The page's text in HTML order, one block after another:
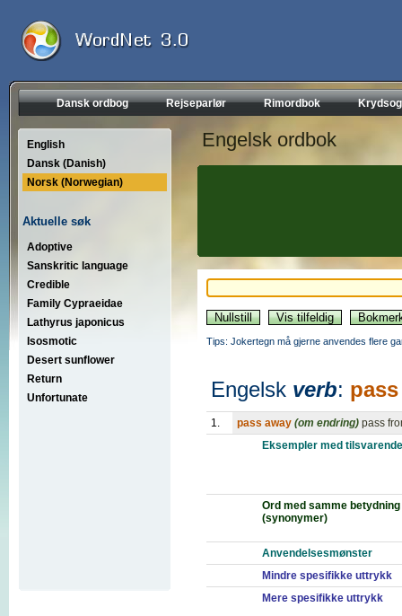
Dansk ordbog Rejseparlør Rimordbok
English
Dansk (Danish)
Norsk (Norwegian)
Aktuelle søk
Adoptive
Sanskritic language
Credible
Family Cypraeidae
Lathyrus japonicus
Isosmotic
Desert sunflower
Return
Unfortunate
Engelsk ordbok
Tips: Jokertegn må gjerne anvendes flere
Engelsk verb:
1. pass away (om endring) pass
Eksempler med
Ord med samme betydning
(synonymer)
Anvendelsesmønster
Mindre spesifikke uttrykk
Mere spesifikke uttrykk